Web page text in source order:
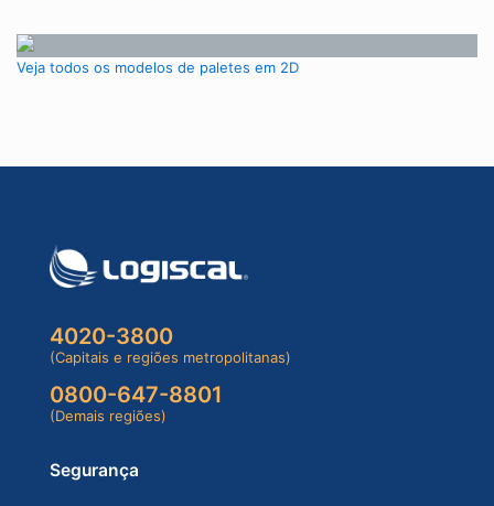
Veja todos os modelos de paletes em 2D
4020-3800
(Capitais e regiões metropolitanas)
0800-647-8801
(Demais regiões)
Segurança